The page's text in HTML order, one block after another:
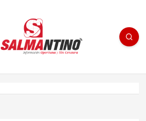
- medios/noticias/editorial